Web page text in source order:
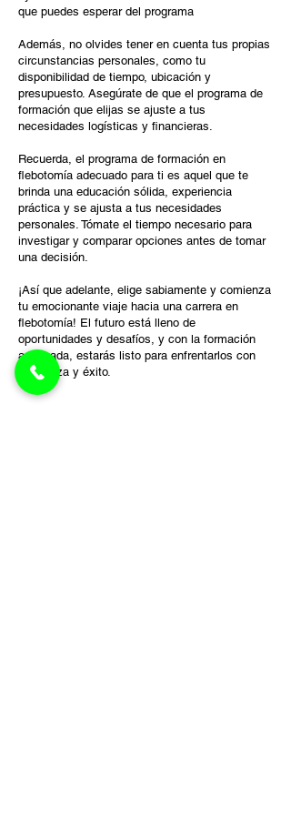
que puedes esperar del programa
Además, no olvides tener en cuenta tus propias
circunstancias personales, como tu
disponibilidad de tiempo, ubicación y
presupuesto. Asegúrate de que el programa de
formación que elijas se ajuste a tus
necesidades logísticas y financieras.
Recuerda, el programa de formación en
flebotomía adecuado para ti es aquel que te
brinda una educación sólida, experiencia
práctica y se ajusta a tus necesidades
personales. Tómate el tiempo necesario para
investigar y comparar opciones antes de tomar
una decisión.
¡Así que adelante, elige sabiamente y comienza
tu emocionante viaje hacia una carrera en
flebotomía! El futuro está lleno de
oportunidades y desafíos, y con la formación
adecuada, estarás listo para enfrentarlos con
confianza y éxito.